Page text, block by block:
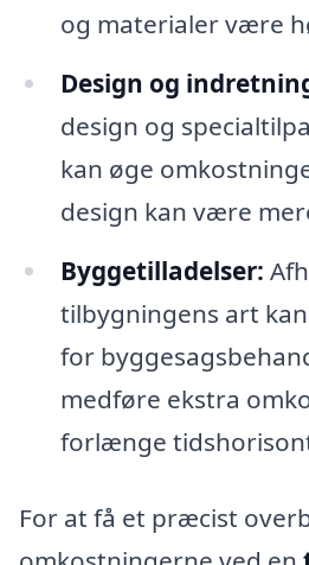
og materialer være
Design og
design og
kan øge
design kan være
Byggetilladelser:
tilbygningens art
for
medføre ekstra
forlænge
For at få et præcist